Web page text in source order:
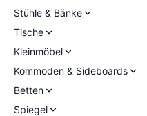
Stühle & Bänke
Tische
Kleinmöbel
Kommoden & Sideboards
Betten
Spiegel